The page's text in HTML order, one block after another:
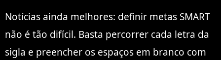
Notícias ainda melhores: definir metas SMART
não é tão difícil. Basta percorrer cada letra da
sigla e preencher os espaços em branco com